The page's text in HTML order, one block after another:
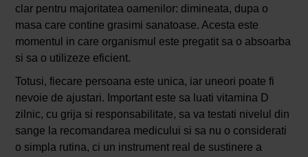
clar pentru majoritatea oamenilor: dimineata, dupa o
masa care contine grasimi sanatoase. Acesta este
momentul in care organismul este pregatit sa o absoarba
si sa o utilizeze eficient.
Totusi, fiecare persoana este unica, iar uneori poate fi
nevoie de ajustari. Important este sa luati vitamina D
zilnic, cu grija si responsabilitate, sa va testati nivelul din
sange la recomandarea medicului si sa nu o considerati
o simpla rutina, ci un instrument real de sustinere a